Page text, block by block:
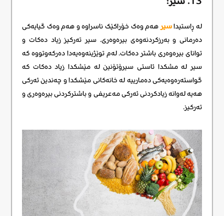
لە ڕاستیداسیر هەم وەک خۆراکێک ناسراوە و هەم وەک گیایەکی
دەرمانی و بەرزکردنەوەی بیرەوەری. سیر تەرکیز زیاد دەکات و
توانای بیرەوەری باشتر دەکات. لەم توێژینەوەیەدا دەرکەوتووە کە
سیر لە مشکدا ئاستی سیرۆتۆنین لە مێشکدا زیاد دەکات کە
گواستەرەوەیەکی دەمارییە لە خانەکانی مێشکدا و چەندین ئەرکی
هەیە لەوانە زیادکردنی ئەرکی مەعریفی و باشترکردنی بیرەوەری و
تەرکیز.